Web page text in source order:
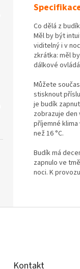
Co dělá z
Měl by být
viditelný i v
zkrátka: měl
dálkové
Můžete
stisknout
je budík
zobrazuje
příjemné
než 16 °C.
Budík má
zapnulo ve
noci. K
Kontakt